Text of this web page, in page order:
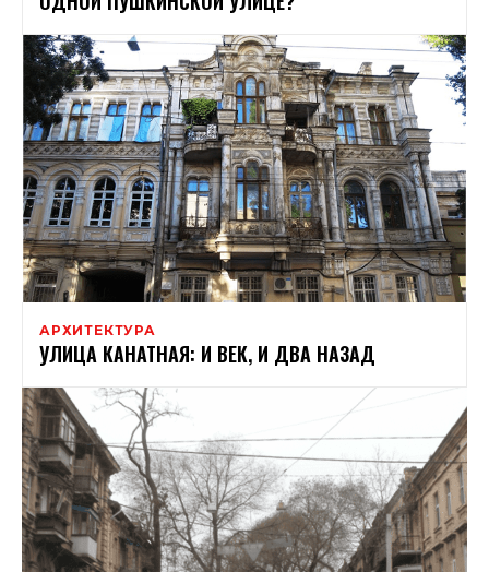
АРХИТЕКТУРА
УЛИЦА КАНАТНАЯ: И ВЕК, И ДВА НАЗАД